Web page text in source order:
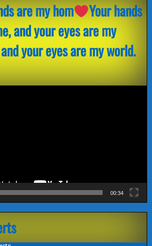
are my hom
Your hands
and your eyes are my
your eyes are my world.
00:34